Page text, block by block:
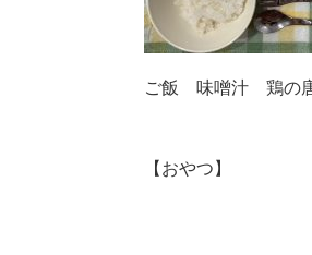
ご飯 味噌汁 鶏の
【おやつ】